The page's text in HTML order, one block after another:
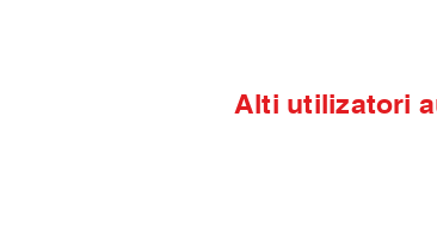
Alti utilizatori